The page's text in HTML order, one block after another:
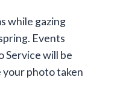
while gazing
Events
Service will be
your photo taken